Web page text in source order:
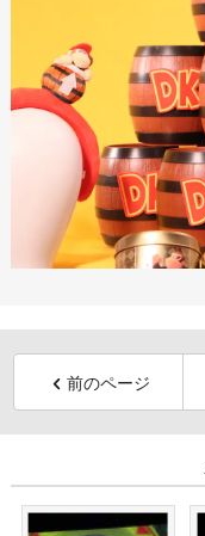
前のページ